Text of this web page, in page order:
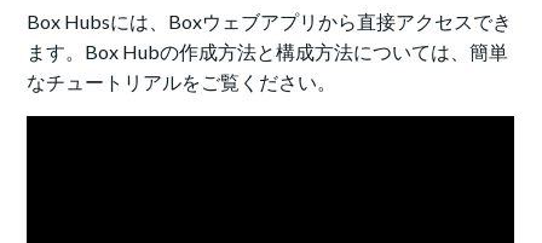
Box Hubsには、Boxウェブアプリから直接アクセスでき
ます。Box Hubの作成方法と構成方法については、簡単
なチュートリアルをご覧ください。